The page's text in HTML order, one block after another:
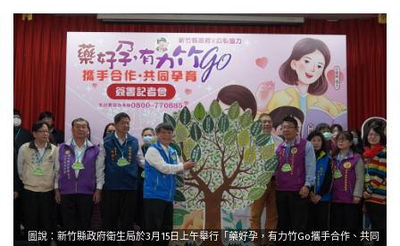
圖說：新竹縣政府衛生局於3月15日上午舉行「藥好孕，有力竹Go攜手合作、共同